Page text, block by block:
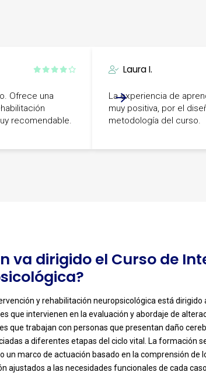
Ofrece una
recomendable.
Laura I.
La experiencia de
muy positiva, por el
metodología del curso.
va dirigido el Curso de
y rehabilitación neuropsicológica está
que intervienen en la evaluación y abordaje de
que trabajan con personas que presentan daño
a diferentes etapas del ciclo vital. La formación
un marco de actuación basado en la comprensión de
ajustados a las necesidades funcionales de cada